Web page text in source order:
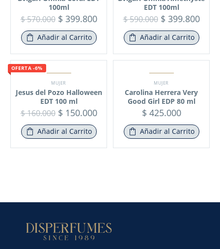
100ml
$570.000 $ 399.800
Añadir al Carrito
EDT 100ml
$590.000 $ 399.800
Añadir al Carrito
OFERTA -6%
MUJER
Jesus del Pozo Halloween
EDT 100 ml
$160.000 $ 150.000
Añadir al Carrito
MUJER
Carolina Herrera Very
Good Girl EDP 80 ml
$ 425.000
Añadir al Carrito